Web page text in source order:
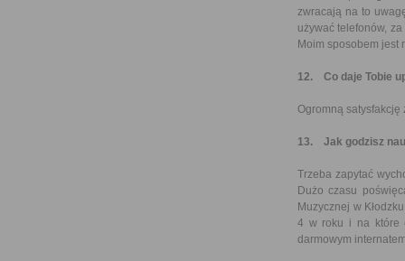
zwracają na to
używać telefonów,
Moim sposobem jest
12. Co daje Tobie
Ogromną satysfakcję
13. Jak godzisz
Trzeba zapytać
Dużo czasu
Muzycznej w
4 w roku i na które
darmowym